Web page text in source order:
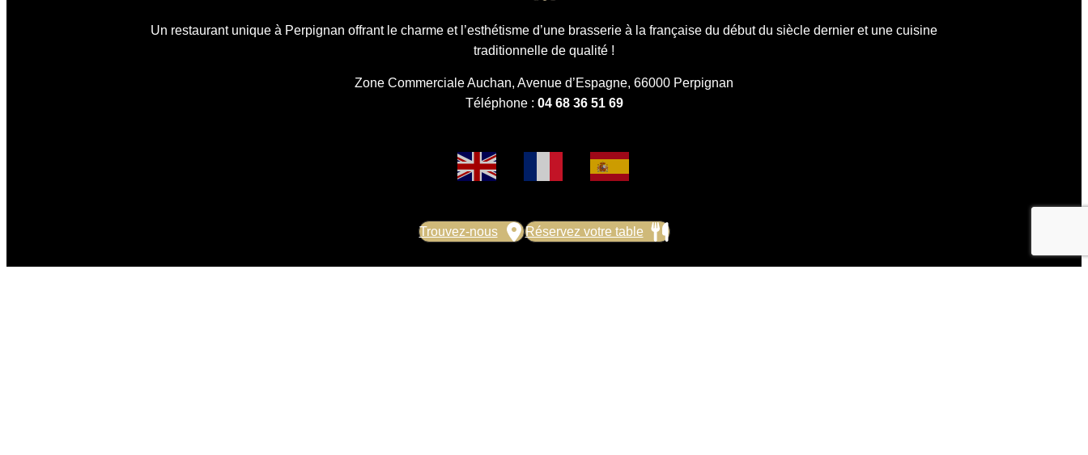
Un restaurant unique à Perpignan offrant le charme et l’esthétisme d’une brasserie à la française du début du siècle dernier et une cuisine
traditionnelle de qualité !
Zone Commerciale Auchan, Avenue d’Espagne, 66000 Perpignan
Téléphone : 04 68 36 51 69
Trouvez-nous Réservez votre table